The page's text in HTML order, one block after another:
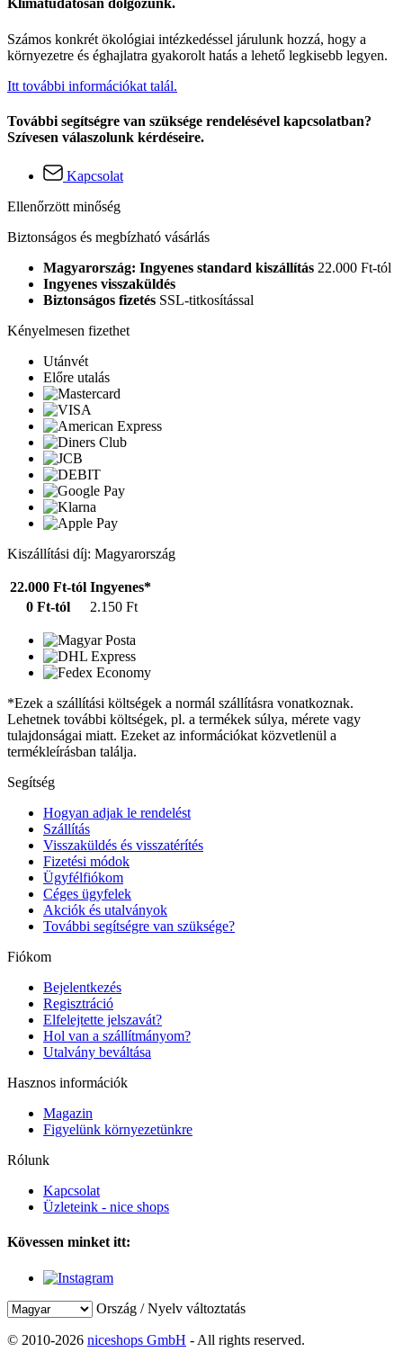
Klímatudatosan dolgozunk.
Számos konkrét ökológiai intézkedéssel járulunk hozzá, hogy a
környezetre és éghajlatra gyakorolt hatás a lehető legkisebb legyen.
Itt további információkat talál.
További segítségre van szüksége rendelésével kapcsolatban?
Szívesen válaszolunk kérdéseire.
Kapcsolat
Ellenőrzött minőség
Biztonságos és megbízható vásárlás
Magyarország: Ingyenes standard kiszállítás 22.000 Ft-tól
Ingyenes visszaküldés
Biztonságos fizetés SSL-titkosítással
Kényelmesen fizethet
Utánvét
Előre utalás
Kiszállítási díj: Magyarország
22.000 Ft-tól Ingyenes*
0 Ft-tól
2.150 Ft
*Ezek a szállítási költségek a normál szállításra vonatkoznak.
Lehetnek további költségek, pl. a termékek súlya, mérete vagy
tulajdonságai miatt. Ezeket az információkat közvetlenül a
termékleírásban találja.
Segítség
Hogyan adjak le rendelést
Szállítás
Visszaküldés és visszatérítés
Fizetési módok
Ügyfélfiókom
Céges ügyfelek
Akciók és utalványok
További segítségre van szüksége?
Fiókom
Bejelentkezés
Regisztráció
Elfelejtette jelszavát?
Hol van a szállítmányom?
Utalvány beváltása
Hasznos információk
Magazin
Figyelünk környezetünkre
Rólunk
Kapcsolat
Üzleteink - nice shops
Kövessen minket itt:
Ország / Nyelv változtatás
© 2010-2026 niceshops GmbH - All rights reserved.